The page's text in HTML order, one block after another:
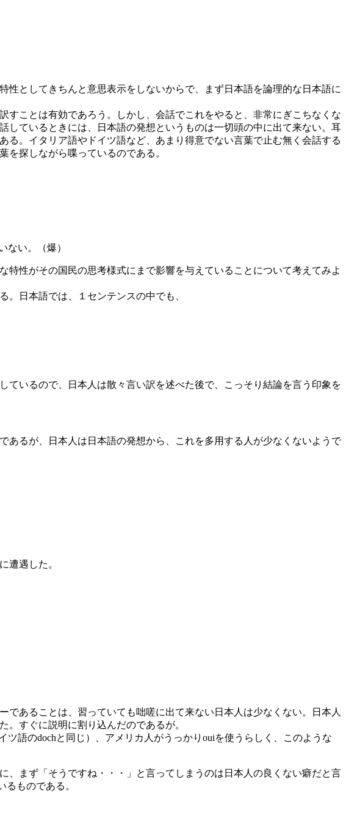
としてきちんと意思表示をしないからで、まず日本語を論理的な日本語に
ことは有効であろう。しかし、会話でこれをやると、非常にぎこちなくな
ているときには、日本語の発想というものは一切頭の中に出て来ない。耳
。イタリア語やドイツ語など、あまり得意でない言葉で止む無く会話する
を探しながら喋っているのである。
ない。（爆）
性がその国民の思考様式にまで影響を与えていることについて考えてみよ
日本語では、１センテンスの中でも、
いるので、日本人は散々言い訳を述べた後で、こっそり結論を言う印象を
るが、日本人は日本語の発想から、これを多用する人が少なくないようで
遭遇した。
あることは、習っていても咄嗟に出て来ない日本人は少なくない。日本人
すぐに説明に割り込んだのであるが。
語のdochと同じ）、アメリカ人がうっかりouiを使うらしく、このような
まず「そうですね・・・」と言ってしまうのは日本人の良くない癖だと言
るものである。